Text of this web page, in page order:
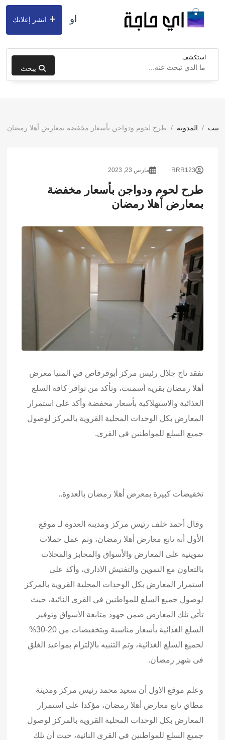
استكشف
يبحث
او انشر إعلانك
بيت المدونة طرح لحوم ودواجن بأسعار مخفضة بمعارض أهلا رمضان
RRR123 مارس 23, 2023
طرح لحوم ودواجن بأسعار مخفضة
بمعارض أهلا رمضان
تفقد تاج جلال رئيس مركز أبوقرقاص في المنيا معرض
أهلا رمضان بقرية أسمنت، وتأكد من توافر كافة السلع
الغذائية والاستهلاكية بأسعار مخفضة وأكد على استمرار
المعارض بكل الوحدات المحلية القروية بالمركز لوصول
جميع السلع للمواطنين في القرى.
تخفيضات كبيرة بمعرض أهلا رمضان بالعدوة..
وقال أحمد خلف رئيس مركز ومدينة العدوة لـ موقع
الأول أنه تابع معارض أهلا رمضان، وتم عمل حملات
تموينية على المعارض والأسواق والمخابز والمحلات
بالتعاون مع التموين والتفتيش الادارى، وأكد على
استمرار المعارض بكل الوحدات المحلية القروية بالمركز
لوصول جميع السلع للمواطنين في القرى النائية، حيث
تأتي تلك المعارض ضمن جهود متابعة الأسواق وتوفير
السلع الغذائية بأسعار مناسبة وبتخفيضات من 20-30%
لجميع السلع الغذائية، وتم التنبيه بالإلتزام بمواعيد الغلق
فى شهر رمضان.
وعلم موقع الاول أن سعيد محمد رئيس مركز ومدينة
مطاي تابع معارض أهلا رمضان، مؤكدا على استمرار
المعارض بكل الوحدات المحلية القروية بالمركز لوصول
جميع السلع للمواطنين في القرى النائية، حيث أن تلك